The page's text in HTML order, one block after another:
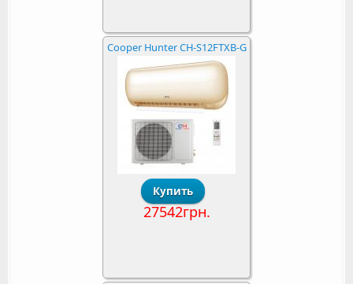
Cooper Hunter CH-S12FTXB-G
27542грн.